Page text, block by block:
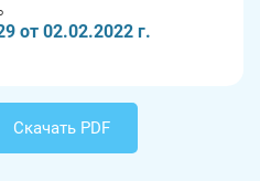
от 02.02.2022 г.
Скачать PDF